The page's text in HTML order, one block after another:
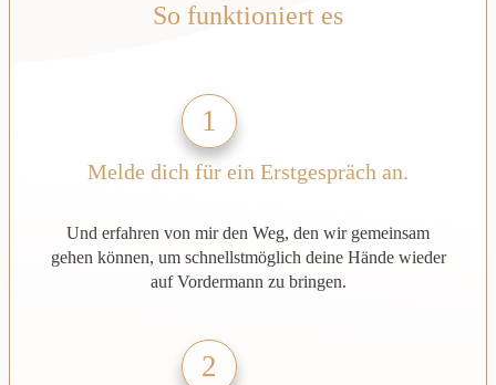
So funktioniert es
1
Melde dich für ein Erstgespräch an.
Und erfahren von mir den Weg, den wir gemeinsam
gehen können, um schnellstmöglich deine Hände wieder
auf Vordermann zu bringen.
2